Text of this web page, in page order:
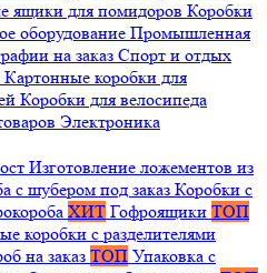
ящики для помидоров Коробки
оборудование Промышленная
на заказ Спорт и отдых
Картонные коробки для
Коробки для велосипеда
Электроника
Изготовление ложементов из
с шубером под заказ Коробки с
ХИТ Гофроящики ТОП
коробки с разделителями
на заказ ТОП Упаковка с